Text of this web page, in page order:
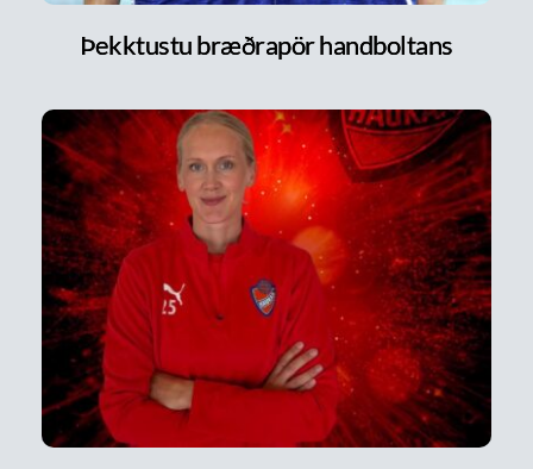
Þekktustu bræðrapör handboltans